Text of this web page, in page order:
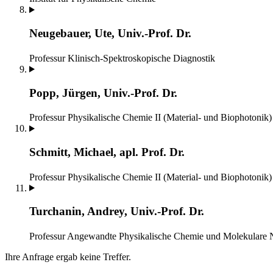
Neugebauer, Ute, Univ.-Prof. Dr.
Professur Klinisch-Spektroskopische Diagnostik
Popp, Jürgen, Univ.-Prof. Dr.
Professur Physikalische Chemie II (Material- und Biophotonik)
Schmitt, Michael, apl. Prof. Dr.
Professur Physikalische Chemie II (Material- und Biophotonik)
Turchanin, Andrey, Univ.-Prof. Dr.
Professur Angewandte Physikalische Chemie und Molekulare
Ihre Anfrage ergab keine Treffer.